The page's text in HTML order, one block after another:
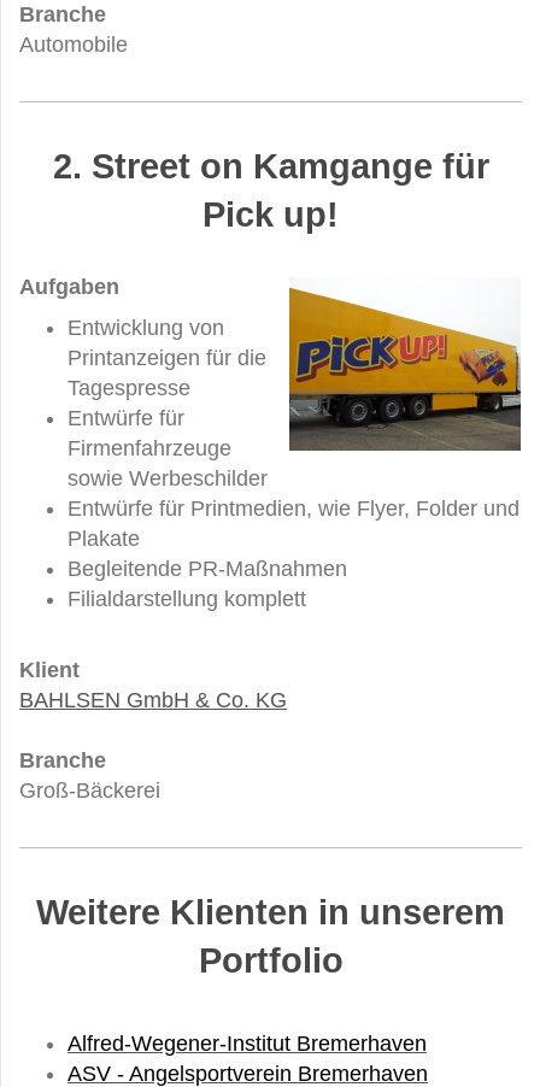
Branche
Automobile
2. Street on Kamgange für
Pick up!
Aufgaben
Entwicklung von
Printanzeigen für die
Tagespresse
Entwürfe für
Firmenfahrzeuge
sowie Werbeschilder
Entwürfe für Printmedien, wie Flyer, Folder und
Plakate
Begleitende PR-Maßnahmen
Filialdarstellung komplett
Klient
BAHLSEN GmbH & Co. KG
Branche
Groß-Bäckerei
Weitere Klienten in unserem
Portfolio
Alfred-Wegener-Institut Bremerhaven
ASV - Angelsportverein Bremerhaven